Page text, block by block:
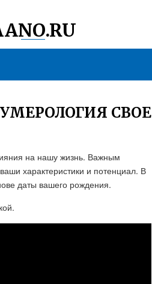
СВОЕ
на нашу жизнь. Важным
характеристики и потенциал. В
даты вашего рождения.